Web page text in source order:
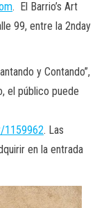
. El Barrio’s Art
99, entre la 2nday
y Contando”,
el público puede
1159962. Las
en la entrada